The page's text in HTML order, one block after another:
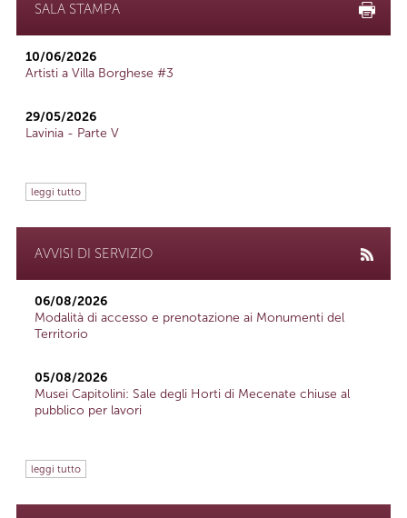
SALA STAMPA
10/06/2026
Artisti a Villa Borghese #3
29/05/2026
Lavinia - Parte V
leggi tutto
AVVISI DI SERVIZIO
06/08/2026
Modalità di accesso e prenotazione ai Monumenti del
Territorio
05/08/2026
Musei Capitolini: Sale degli Horti di Mecenate chiuse al
pubblico per lavori
leggi tutto